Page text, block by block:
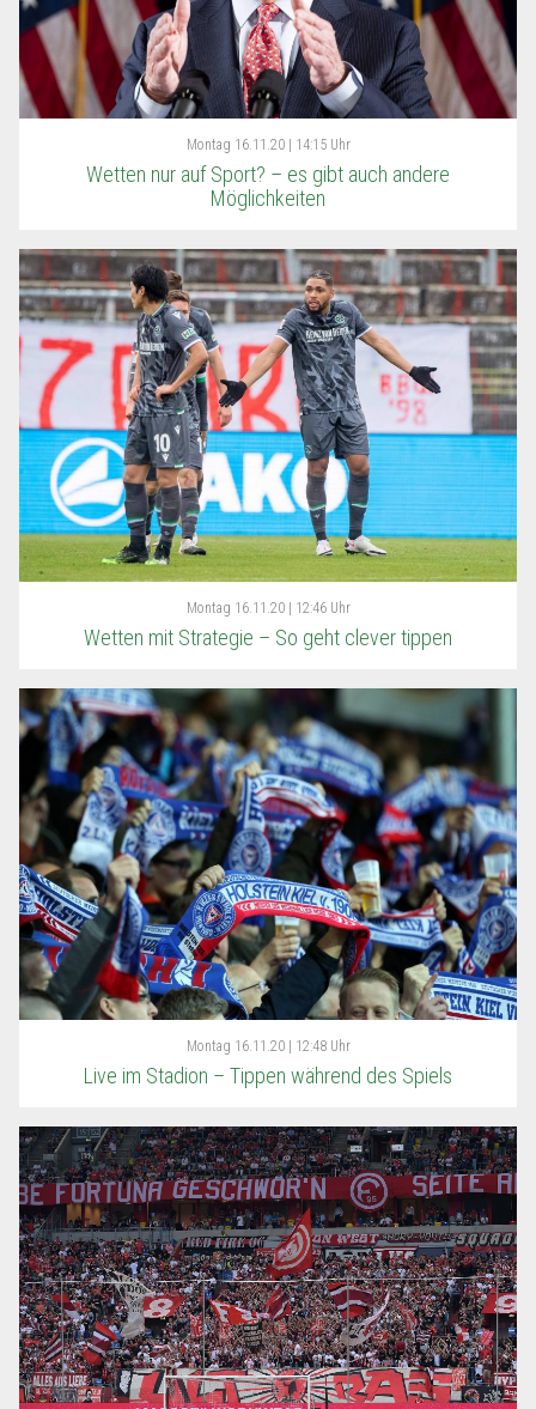
Montag 16.11.20 | 14:15 Uhr
Wetten nur auf Sport? – es gibt auch andere
Möglichkeiten
Montag 16.11.20 | 12:46 Uhr
Wetten mit Strategie – So geht clever tippen
Montag 16.11.20 | 12:48 Uhr
Live im Stadion – Tippen während des Spiels